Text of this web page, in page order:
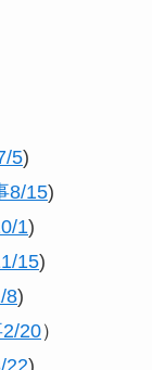
5)
8/15)
1)
15)
8)
20）
22)